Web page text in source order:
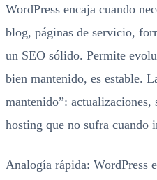
WordPress encaja cuando
blog, páginas de servicio,
un SEO sólido. Permite
bien mantenido, es estable.
mantenido”: actualizaciones,
hosting que no sufra cuando
Analogía rápida: WordPress